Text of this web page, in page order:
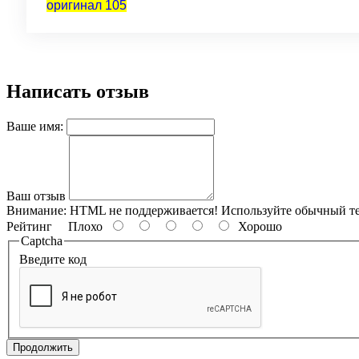
оригинал 105
Написать отзыв
Ваше имя:
Ваш отзыв
Внимание: HTML не поддерживается! Используйте обычный
Рейтинг Плохо
Хорошо
Captcha
Введите код
Продолжить